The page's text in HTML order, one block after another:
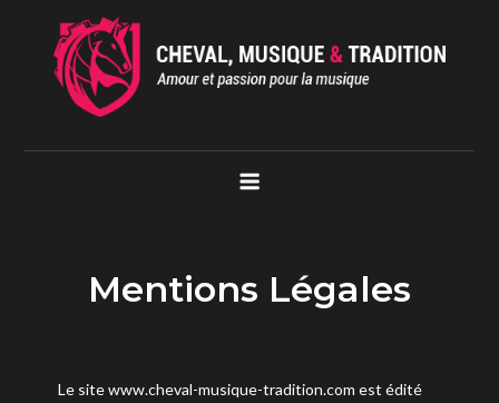
content
Cheval Musique Tradition
Amour et passion pour la musique
Mentions Légales
Le site www.cheval-musique-tradition.com est édité